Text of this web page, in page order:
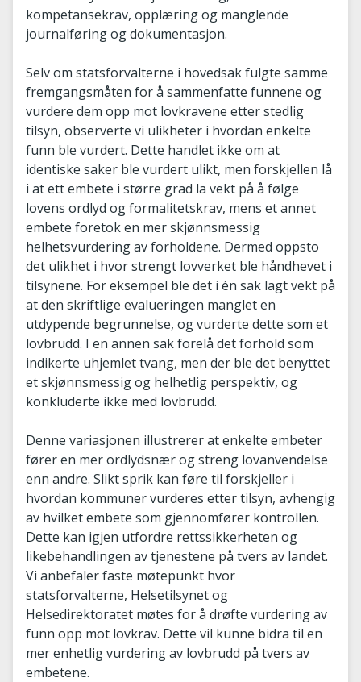
kompetansekrav, opplæring og manglende
journalføring og dokumentasjon.
Selv om statsforvalterne i hovedsak fulgte samme
fremgangsmåten for å sammenfatte funnene og
vurdere dem opp mot lovkravene etter stedlig
tilsyn, observerte vi ulikheter i hvordan enkelte
funn ble vurdert. Dette handlet ikke om at
identiske saker ble vurdert ulikt, men forskjellen lå
i at ett embete i større grad la vekt på å følge
lovens ordlyd og formalitetskrav, mens et annet
embete foretok en mer skjønnsmessig
helhetsvurdering av forholdene. Dermed oppsto
det ulikhet i hvor strengt lovverket ble håndhevet i
tilsynene. For eksempel ble det i én sak lagt vekt på
at den skriftlige evalueringen manglet en
utdypende begrunnelse, og vurderte dette som et
lovbrudd. I en annen sak forelå det forhold som
indikerte uhjemlet tvang, men der ble det benyttet
et skjønnsmessig og helhetlig perspektiv, og
konkluderte ikke med lovbrudd.
Denne variasjonen illustrerer at enkelte embeter
fører en mer ordlydsnær og streng lovanvendelse
enn andre. Slikt sprik kan føre til forskjeller i
hvordan kommuner vurderes etter tilsyn, avhengig
av hvilket embete som gjennomfører kontrollen.
Dette kan igjen utfordre rettssikkerheten og
likebehandlingen av tjenestene på tvers av landet.
Vi anbefaler faste møtepunkt hvor
statsforvalterne, Helsetilsynet og
Helsedirektoratet møtes for å drøfte vurdering av
funn opp mot lovkrav. Dette vil kunne bidra til en
mer enhetlig vurdering av lovbrudd på tvers av
embetene.